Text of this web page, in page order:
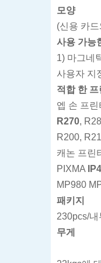
모양
(신용 카
사용 가능
1) 마그네
사용자 지
적합 한 프
엡 손 프린
R270,
R200,
캐논 프린
PIXMA
MP980
패키지
230pcs/
무게